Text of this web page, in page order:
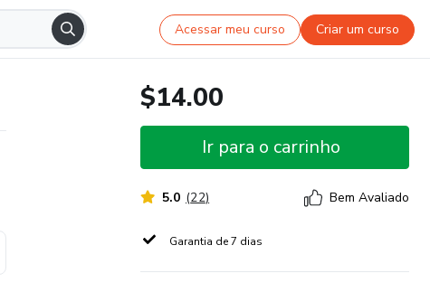
Acessar meu curso Criar um curso
$14.00
Ir para o carrinho
5.0 (22) Bem Avaliado
Garantia de 7 dias